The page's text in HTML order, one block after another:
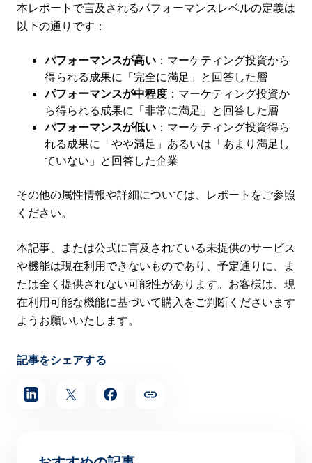
本レポートで言及されるパフォーマンスレベルの定義は
以下の通りです：
パフォーマンスが高い ：マーケティング投資から
得られる成果に「完全に満足」と回答した層
パフォーマンスが中程度 ：マーケティング投資か
ら得られる成果に「非常に満足」と回答した層
パフォーマンスが低い ：マーケティング投資得ら
れる成果に「やや満足」あるいは「あまり満足し
ていない」と回答した企業
その他の属性情報や詳細については、レポートをご参照
ください。
本記事、または公式に言及されている未提供のサービス
や機能は現在利用できないものであり、予定通りに、ま
たは全く提供されない可能性があります。お客様は、現
在利用可能な機能に基づいて購入をご判断くださいます
ようお願いいたします。
記事をシェアする